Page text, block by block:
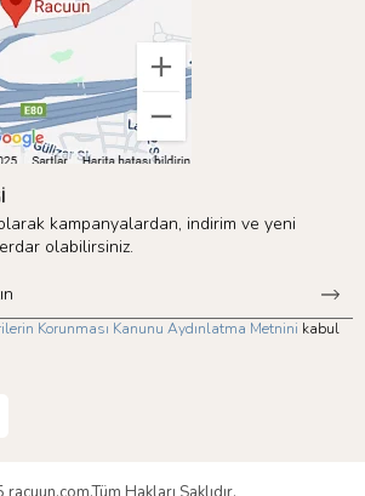
kampanyalardan, indirim ve yeni
olabilirsiniz.
Korunması Kanunu Aydınlatma Metnini kabul